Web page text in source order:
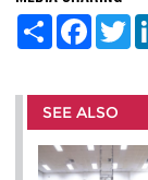
S
e
F
a
b
o
o
k
T
w
t
r
SEE ALSO